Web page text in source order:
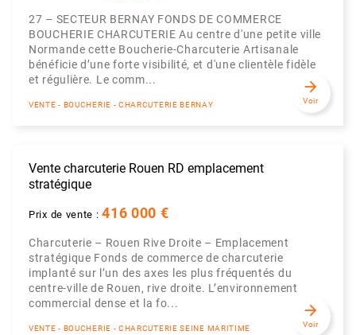
27 – SECTEUR BERNAY FONDS DE COMMERCE
BOUCHERIE CHARCUTERIE Au centre d'une petite ville
Normande cette Boucherie-Charcuterie Artisanale
bénéficie d’une forte visibilité, et d'une clientèle fidèle
et régulière. Le comm...
VENTE - BOUCHERIE - CHARCUTERIE BERNAY
arrow_forward
Voir
Vente charcuterie Rouen RD emplacement
stratégique
Prix de vente :416 000 €
Charcuterie – Rouen Rive Droite – Emplacement
stratégique Fonds de commerce de charcuterie
implanté sur l’un des axes les plus fréquentés du
centre-ville de Rouen, rive droite. L’environnement
commercial dense et la fo...
VENTE - BOUCHERIE - CHARCUTERIE SEINE MARITIME
arrow_forward
Voir